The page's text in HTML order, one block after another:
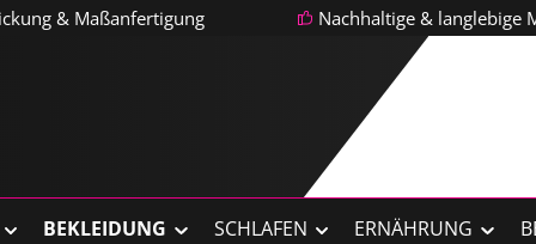
& Maßanfertigung Nachhaltige & langlebige
BEKLEIDUNG SCHLAFEN ERNÄHRUNG